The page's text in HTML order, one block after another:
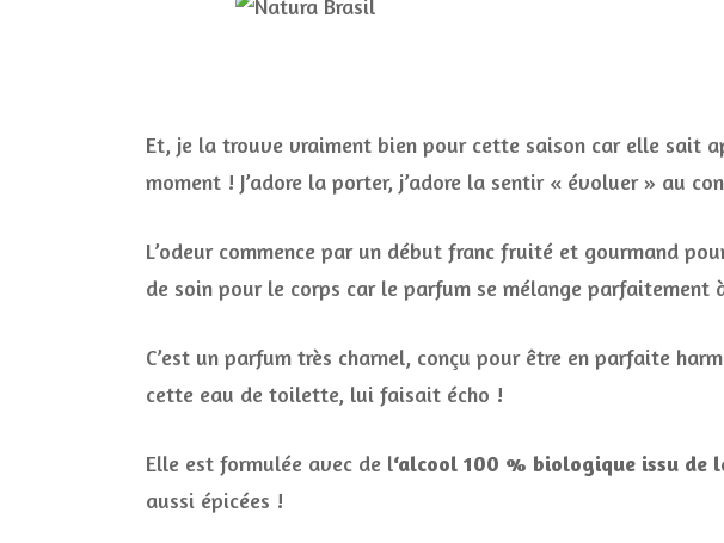
Et, je la trouve vraiment bien pour cette saison car elle sait
moment ! J’adore la porter, j’adore la sentir « évoluer » au
L’odeur commence par un début franc fruité et gourmand
de soin pour le corps car le parfum se mélange parfaitement
C’est un parfum très charnel, conçu pour être en parfaite
cette eau de toilette, lui faisait écho !
Elle est formulée avec de l‘alcool 100 % biologique issu de
aussi épicées !